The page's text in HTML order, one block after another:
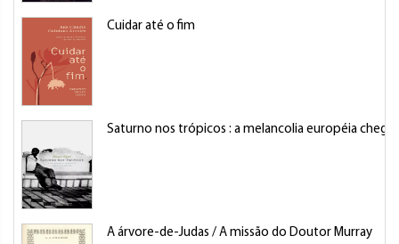
Cuidar até o fim
Saturno nos trópicos : a melancolia européia chega
A árvore-de-Judas / A missão do Doutor Murray